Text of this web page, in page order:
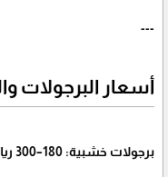
---
أسعار البرجولات
برجولات خشبية: 180–300 ريال للمتر حسب التصميم